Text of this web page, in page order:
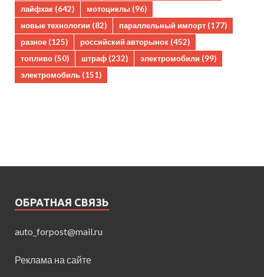
лайфхак (642) мотоциклы (96)
новые технологии (82) параллельный импорт (177)
разное (125) российский авторынок (452)
топливо (50) штраф (232) электромобили (99)
электромобиль (151)
ОБРАТНАЯ СВЯЗЬ
auto_forpost@mail.ru
Реклама на сайте